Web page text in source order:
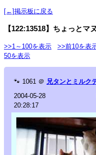
[←]掲示板に戻る
【122:13518】ちょっとマ
>>1～100を表示 >>前10を表
50を表示
🐾 1061 ＠ 兄タンとミルク
2004-05-28
20:28:17